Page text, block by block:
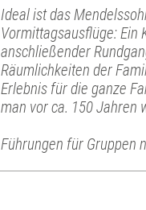
Ideal ist das
Vormittagsausflüge: Ein
anschließender
Räumlichkeiten der
Erlebnis für die ganze
man vor ca. 150 Jahren
Führungen für Gruppen